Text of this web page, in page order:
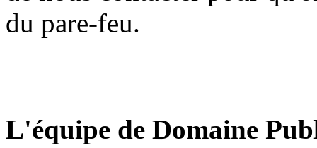
du pare-feu.
L'équipe de Domaine